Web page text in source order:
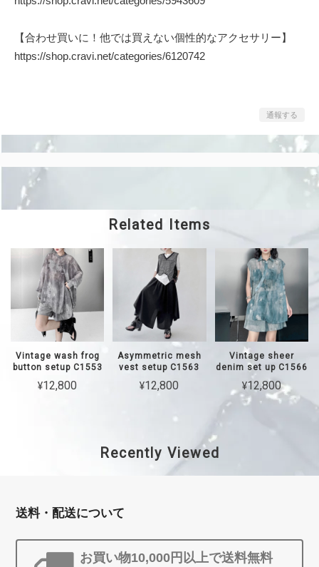
【合わせ買いに！他では買えない個性的なアクセサリー】
https://shop.cravi.net/categories/6120742
通報する
Related Items
Vintage wash frog
button setup C1553
¥12,800
Asymmetric mesh
vest setup C1563
¥12,800
Vintage sheer
denim set up C1566
¥12,800
Recently Viewed
送料・配送について
お買い物10,000円以上で送料無料